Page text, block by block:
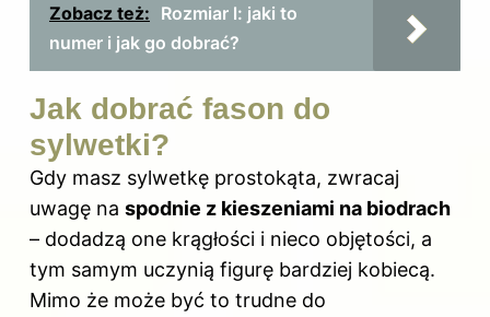
Zobacz też: Rozmiar l: jaki to
numer i jak go dobrać?
Jak dobrać fason do
sylwetki?
Gdy masz sylwetkę prostokąta, zwracaj
uwagę na spodnie z kieszeniami na biodrach
– dodadzą one krągłości i nieco objętości, a
tym samym uczynią figurę bardziej kobiecą.
Mimo że może być to trudne do